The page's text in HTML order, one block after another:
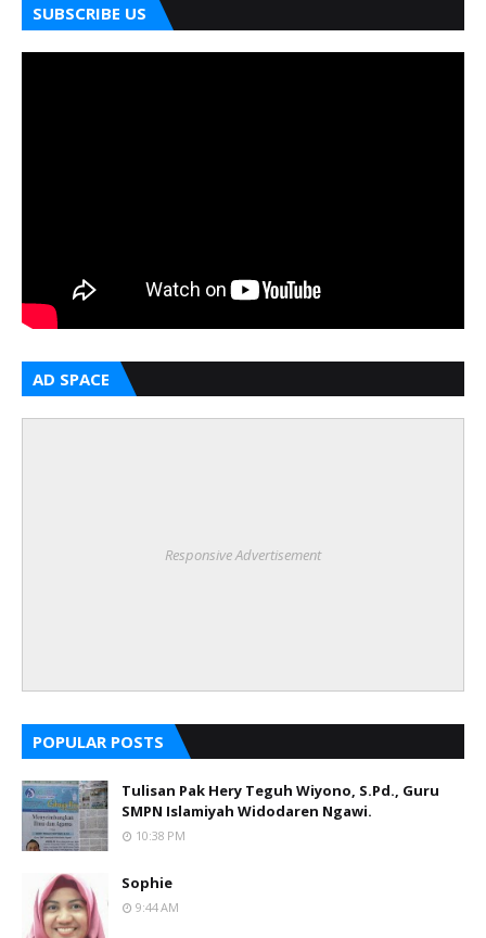
SUBSCRIBE US
AD SPACE
Responsive Advertisement
POPULAR POSTS
Tulisan Pak Hery Teguh Wiyono, S.Pd., Guru
SMPN Islamiyah Widodaren Ngawi.
10:38 PM
Sophie
9:44 AM